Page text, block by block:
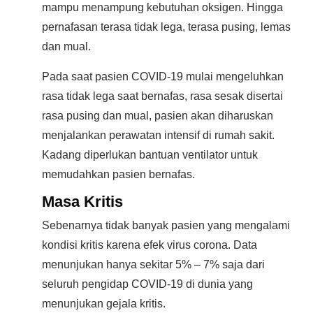
mampu menampung kebutuhan oksigen. Hingga
pernafasan terasa tidak lega, terasa pusing, lemas
dan mual.
Pada saat pasien COVID-19 mulai mengeluhkan
rasa tidak lega saat bernafas, rasa sesak disertai
rasa pusing dan mual, pasien akan diharuskan
menjalankan perawatan intensif di rumah sakit.
Kadang diperlukan bantuan ventilator untuk
memudahkan pasien bernafas.
Masa Kritis
Sebenarnya tidak banyak pasien yang mengalami
kondisi kritis karena efek virus corona. Data
menunjukan hanya sekitar 5% – 7% saja dari
seluruh pengidap COVID-19 di dunia yang
menunjukan gejala kritis.